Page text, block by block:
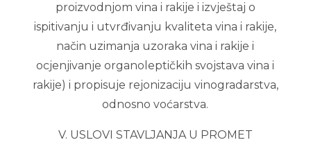
proizvodnjom vina i rakije i izvještaj o
ispitivanju i utvrđivanju kvaliteta vina i rakije,
način uzimanja uzoraka vina i rakije i
ocjenjivanje organoleptičkih svojstava vina i
rakije) i propisuje rejonizaciju vinogradarstva,
odnosno voćarstva.
V. USLOVI STAVLJANJA U PROMET